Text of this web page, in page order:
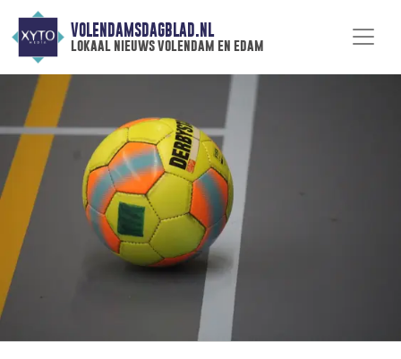
VOLENDAMSDAGBLAD.NL
lokaal nieuws volendam en edam